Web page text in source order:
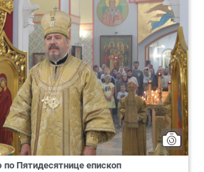
Пятидесятнице епископ